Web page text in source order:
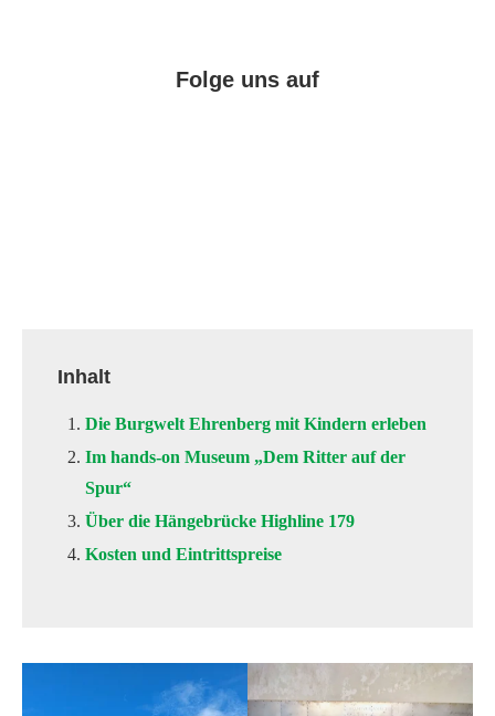
Folge uns auf
Inhalt
Die Burgwelt Ehrenberg mit Kindern erleben
Im hands-on Museum „Dem Ritter auf der
Spur“
Über die Hängebrücke Highline 179
Kosten und Eintrittspreise